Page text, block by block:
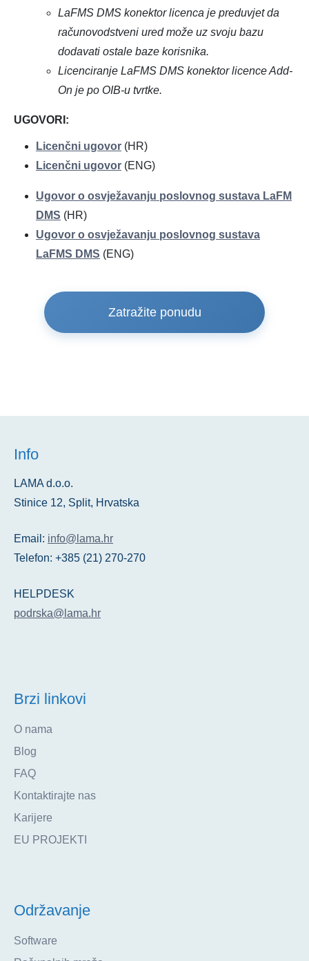
LaFMS DMS konektor licenca je preduvjet da
računovodstveni ured može uz svoju bazu
dodavati ostale baze korisnika.
Licenciranje LaFMS DMS konektor licence Add-
On je po OIB-u tvrtke.
UGOVORI:
Licenčni ugovor (HR)
Licenčni ugovor (ENG)
Ugovor o osvježavanju poslovnog sustava LaFM
DMS (HR)
Ugovor o osvježavanju poslovnog sustava
LaFMS DMS (ENG)
Zatražite ponudu
Info
LAMA d.o.o.
Stinice 12, Split, Hrvatska
Email: info@lama.hr
Telefon: +385 (21) 270-270
HELPDESK
podrska@lama.hr
Brzi linkovi
O nama
Blog
FAQ
Kontaktirajte nas
Karijere
EU PROJEKTI
Održavanje
Software